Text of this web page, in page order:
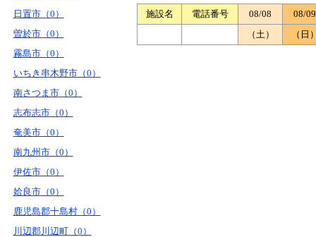
日置市（0）
曽於市（0）
霧島市（0）
いちき串木野市（0）
南さつま市（0）
志布志市（0）
奄美市（0）
南九州市（0）
伊佐市（0）
姶良市（0）
鹿児島郡十島村（0）
川辺郡川辺町（0）
施設名 電話番号 08/08
08/09
（土）
（日